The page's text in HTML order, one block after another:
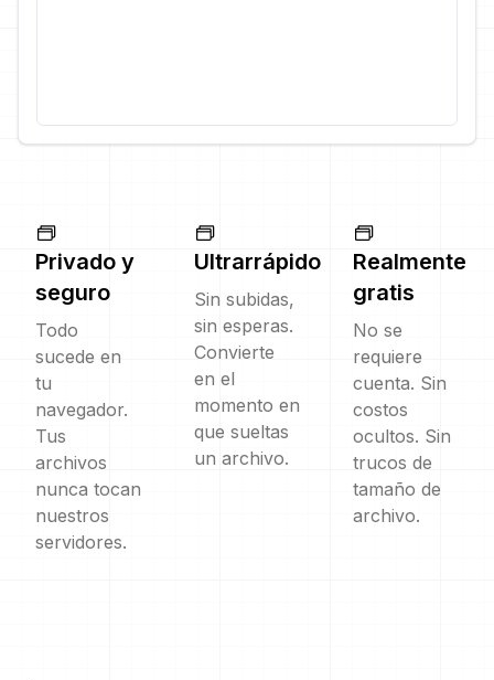
Privado y
seguro
Todo
sucede en
tu
navegador.
Tus
archivos
nunca tocan
nuestros
servidores.
Ultrarrápido
Sin subidas,
sin esperas.
Convierte
en el
momento en
que sueltas
un archivo.
Realmente
gratis
No se
requiere
cuenta. Sin
costos
ocultos. Sin
trucos de
tamaño de
archivo.